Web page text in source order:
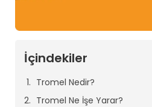
İçindekiler
Tromel Nedir?
Tromel Ne İşe Yarar?